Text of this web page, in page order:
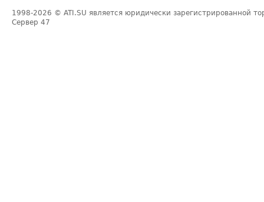
1998-2026 © ATI.SU является юридически зарегистрированной
Сервер 47